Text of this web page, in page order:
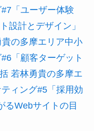
「ユーザー体験
設計とデザイン」
の多摩エリア中小
「顧客ターゲット
若林勇貴の多摩エ
ィング#5「採用効
るWebサイトの目